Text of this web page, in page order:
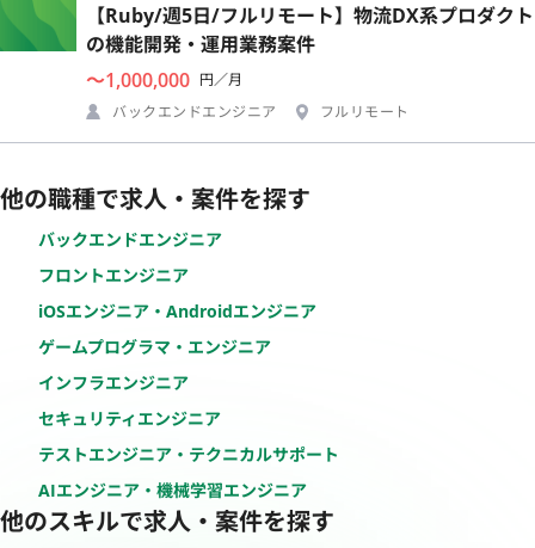
【Ruby/週5日/フルリモート】物流DX系プロダクト
の機能開発・運用業務案件
〜1,000,000 円／月
バックエンドエンジニア
フルリモート
他の職種で求人・案件を探す
バックエンドエンジニア
フロントエンジニア
iOSエンジニア・Androidエンジニア
ゲームプログラマ・エンジニア
インフラエンジニア
セキュリティエンジニア
テストエンジニア・テクニカルサポート
AIエンジニア・機械学習エンジニア
他のスキルで求人・案件を探す